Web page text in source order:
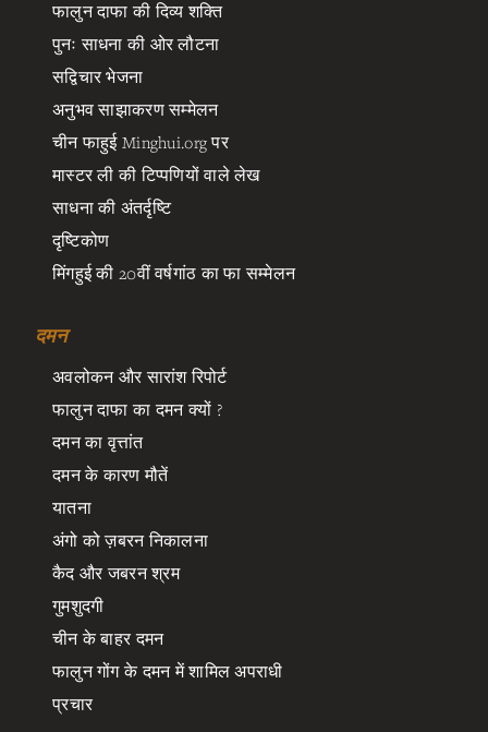
फालुन दाफा की दिव्य शक्ति
पुनः साधना की ओर लौटना
सद्विचार भेजना
अनुभव साझाकरण सम्मेलन
चीन फाहुई Minghui.org पर
मास्टर ली की टिप्पणियों वाले लेख
साधना की अंतर्दृष्टि
दृष्टिकोण
मिंगहुई की 20वीं वर्षगांठ का फा सम्मेलन
दमन
अवलोकन और सारांश रिपोर्ट
फालुन दाफा का दमन क्यों ?
दमन का वृत्तांत
दमन के कारण मौतें
यातना
अंगो को ज़बरन निकालना
कैद और जबरन श्रम
गुमशुदगी
चीन के बाहर दमन
फालुन गोंग के दमन में शामिल अपराधी
प्रचार